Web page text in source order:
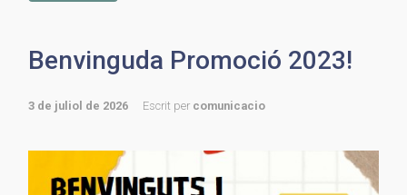
Benvinguda Promoció 2023!
3 de juliol de 2026 Escrit per comunicacio